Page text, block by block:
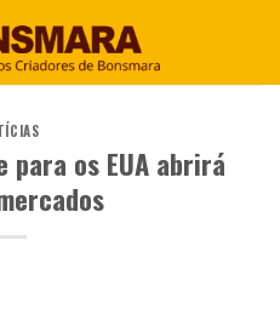
para os EUA abrirá